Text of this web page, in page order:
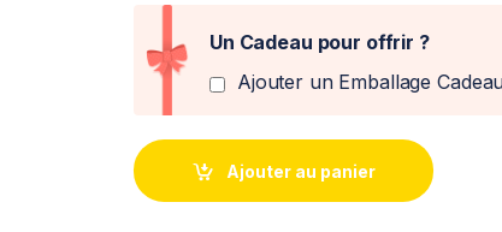
Un Cadeau pour offrir ?
Ajouter un Emballage
Ajouter au panier